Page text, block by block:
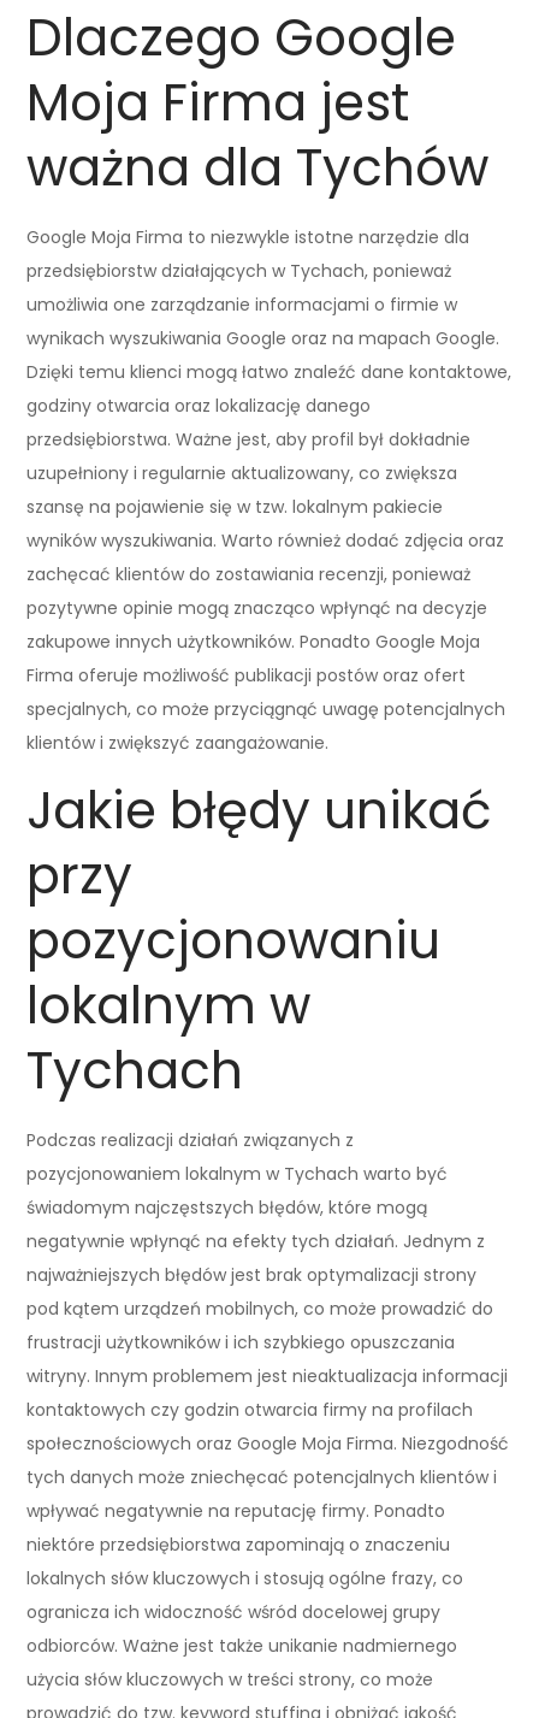
Dlaczego Google
Moja Firma jest
ważna dla Tychów
Google Moja Firma to niezwykle istotne narzędzie dla
przedsiębiorstw działających w Tychach, ponieważ
umożliwia one zarządzanie informacjami o firmie w
wynikach wyszukiwania Google oraz na mapach Google.
Dzięki temu klienci mogą łatwo znaleźć dane kontaktowe,
godziny otwarcia oraz lokalizację danego
przedsiębiorstwa. Ważne jest, aby profil był dokładnie
uzupełniony i regularnie aktualizowany, co zwiększa
szansę na pojawienie się w tzw. lokalnym pakiecie
wyników wyszukiwania. Warto również dodać zdjęcia oraz
zachęcać klientów do zostawiania recenzji, ponieważ
pozytywne opinie mogą znacząco wpłynąć na decyzje
zakupowe innych użytkowników. Ponadto Google Moja
Firma oferuje możliwość publikacji postów oraz ofert
specjalnych, co może przyciągnąć uwagę potencjalnych
klientów i zwiększyć zaangażowanie.
Jakie błędy unikać
przy
pozycjonowaniu
lokalnym w
Tychach
Podczas realizacji działań związanych z
pozycjonowaniem lokalnym w Tychach warto być
świadomym najczęstszych błędów, które mogą
negatywnie wpłynąć na efekty tych działań. Jednym z
najważniejszych błędów jest brak optymalizacji strony
pod kątem urządzeń mobilnych, co może prowadzić do
frustracji użytkowników i ich szybkiego opuszczania
witryny. Innym problemem jest nieaktualizacja informacji
kontaktowych czy godzin otwarcia firmy na profilach
społecznościowych oraz Google Moja Firma. Niezgodność
tych danych może zniechęcać potencjalnych klientów i
wpływać negatywnie na reputację firmy. Ponadto
niektóre przedsiębiorstwa zapominają o znaczeniu
lokalnych słów kluczowych i stosują ogólne frazy, co
ogranicza ich widoczność wśród docelowej grupy
odbiorców. Ważne jest także unikanie nadmiernego
użycia słów kluczowych w treści strony, co może
prowadzić do tzw. keyword stuffing i obniżać jakość